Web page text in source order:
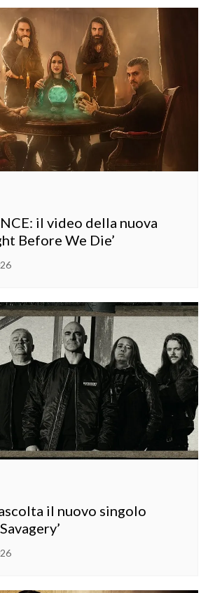
il video della nuova
Before We Die’
il nuovo singolo